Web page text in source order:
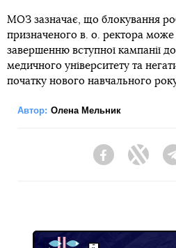
МОЗ зазначає, що блокування
призначеного в. о. ректора
завершенню вступної кампанії
медичного університету та
початку нового навчального
Автор: Олена Мельник
FacebookTwitter